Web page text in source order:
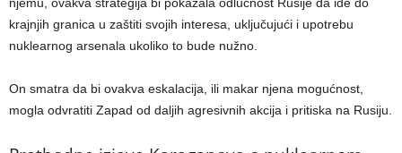
krajnjih granica u zaštiti svojih interesa, uključujući i upotrebu
nuklearnog arsenala ukoliko to bude nužno.
On smatra da bi ovakva eskalacija, ili makar njena mogućnost,
mogla odvratiti Zapad od daljih agresivnih akcija i pritiska na Rusiju.